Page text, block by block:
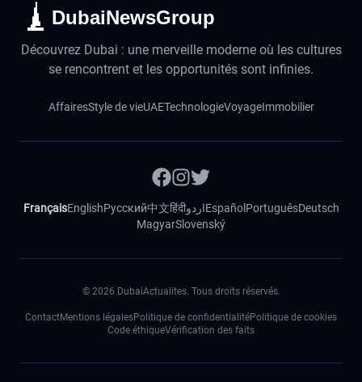
DubaiNewsGroup
Découvrez Dubai : une merveille moderne où les cultures
se rencontrent et les opportunités sont infinies.
AffairesStyle de vieUAETechnologieVoyageImmobilier
FrançaisEnglishРусский中文हिंदीاردوEspañol PortuguêsDeutsch
MagyarSlovenský
© 2026 DubaiActualites. Tous droits réservés.
ContactMentions légalesPolitique de confidentialitéPolitique de cookies
Code éthiqueVérification des faits